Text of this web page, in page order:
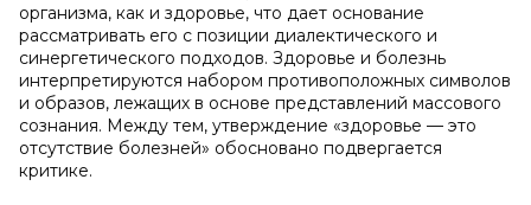
организма, как и здоровье, что дает основание
рассматривать его с позиции диалектического и
синергетического подходов. Здоровье и болезнь
интерпретируются набором противоположных символов
и образов, лежащих в основе представлений массового
сознания. Между тем, утверждение «здоровье — это
отсутствие болезней» обосновано подвергается
критике.